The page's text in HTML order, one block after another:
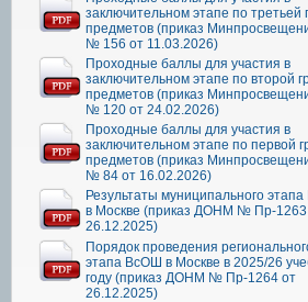
заключительном этапе по третьей
предметов (приказ
№ 156 от 11.03.2026)
Проходные баллы для участия в
заключительном этапе по второй
предметов (приказ
№ 120 от 24.02.2026)
Проходные баллы для участия в
заключительном этапе по первой
предметов (приказ
№ 84 от 16.02.2026)
Результаты муниципального
в Москве (приказ ДОНМ № Пр-1263
26.12.2025)
Порядок проведения
этапа ВсОШ в Москве в 2025/26
году (приказ ДОНМ № Пр-1264 от
26.12.2025)